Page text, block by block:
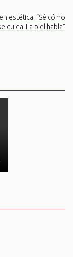
estética: “Sé cómo
cuida. La piel habla”